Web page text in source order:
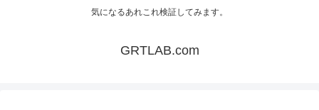
気になるあれこれ検証してみます。
GRTLAB.com